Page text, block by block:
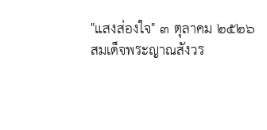
"แสงส่องใจ" ๓ ตุลาคม ๒๕๒๖
สมเด็จพระญาณสังวร